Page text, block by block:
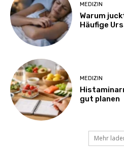
MEDIZIN
Warum
Häufige
MEDIZIN
gut planen
Mehr